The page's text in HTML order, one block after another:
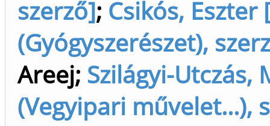
szerző]; Csikós, Eszter
(Gyógyszerészet),
Areej; Szilágyi-Utczás,
(Vegyipari művelet...),